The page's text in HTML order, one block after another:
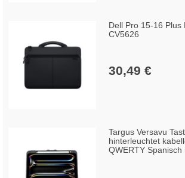
Dell Pro 15-16 Plus
CV5626
30,49 €
Targus Versavu
hinterleuchtet
QWERTY Spanisch